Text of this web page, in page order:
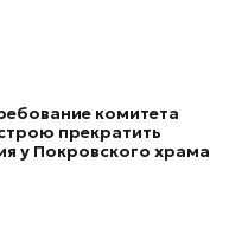
комитета
прекратить
у Покровского храма